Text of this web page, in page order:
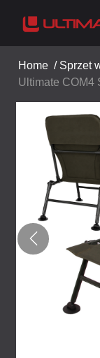
Home / Sprzet
Ultimate COM4